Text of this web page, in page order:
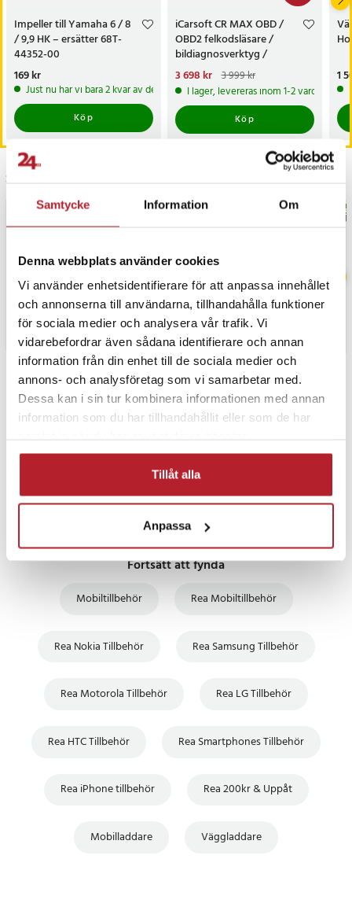
Samtycke Information Om
Denna webbplats använder cookies
Vi använder enhetsidentifierare för att anpassa innehållet
och annonserna till användarna, tillhandahålla funktioner
för sociala medier och analysera vår trafik. Vi
vidarebefordrar även sådana identifierare och annan
information från din enhet till de sociala medier och
annons- och analysföretag som vi samarbetar med.
Dessa kan i sin tur kombinera informationen med annan
information som du har tillhandahållit eller som de har
Tillåt alla
Anpassa
Impeller till Yamaha 6 / 8
/ 9,9 HK – ersätter 68T-
44352-00
Pris:169 kr
169 kr
Just nu har vi bara 2 kvar av denna produkt
Köp
iCarsoft CR MAX OBD /
OBD2 felkodsläsare /
bildiagnosverktyg /
diagnosverktyg för bil
Nuvarande pris:
3 698 krTidigare pris:3 999 kr
3 698 kr 3 999 kr
I lager, levereras inom 1-2 vardagar
Köp
1
Senast besökta
BÄSTSÄLJARE
PRISGARANTI
Fortsätt att fynda
Mobiltillbehör Rea Mobiltillbehör
Rea Nokia Tillbehör Rea Samsung Tillbehör
Rea Motorola Tillbehör Rea LG Tillbehör
Rea HTC Tillbehör Rea Smartphones Tillbehör
Rea iPhone tillbehör Rea 200kr & Uppåt
Mobilladdare Väggladdare